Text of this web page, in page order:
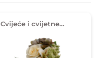
Cvijeće i cvijetne